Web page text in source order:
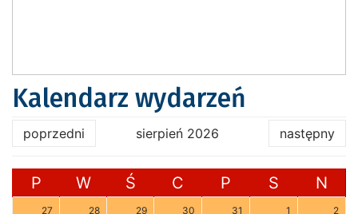
Kalendarz wydarzeń
poprzedni sierpień 2026 następny
P W Ś C P S N
27 28 29 30 31 1 2